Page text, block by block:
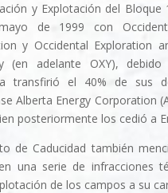
y Explotación del Bloque
de 1999 con
y Occidental Exploration
(en adelante OXY),
transfirió el 40% de sus
Alberta Energy Corporation
posteriormente los cedió a
de Caducidad también
una serie de infracciones
de los campos a su